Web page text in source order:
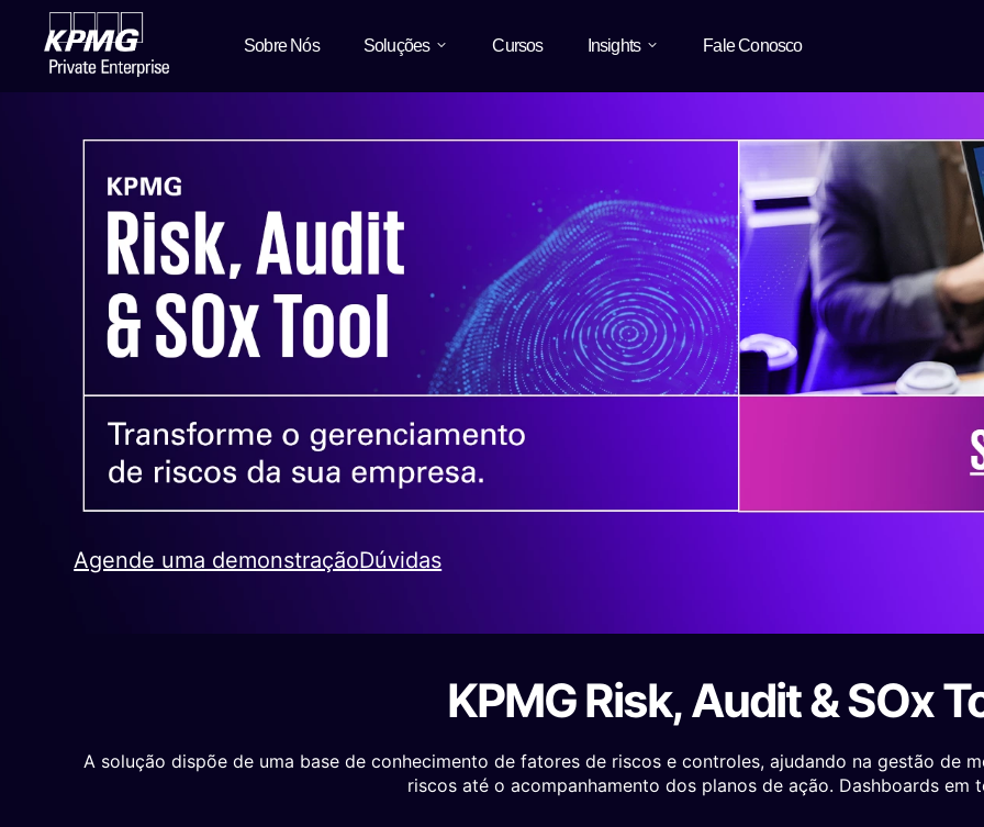
Sobre Nós Soluções Cursos Insights Fale Conosco
Agende uma demonstraçãoDúvidas
KPMG Risk, Audit & SOx
A solução dispõe de uma base de conhecimento de fatores de riscos e controles, ajudando na gestão de
riscos até o acompanhamento dos planos de ação. Dashboards em